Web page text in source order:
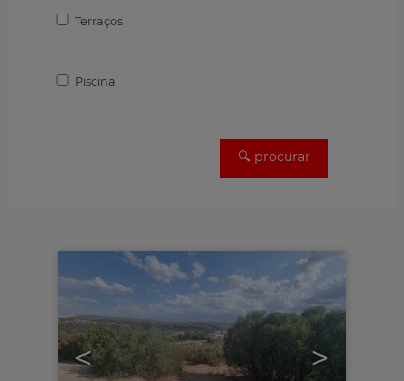
Terraços
Piscina
< >